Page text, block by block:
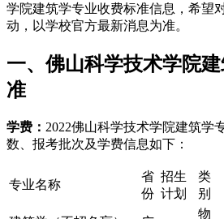
学院建筑学专业收费标准信息，希望
动，以学校官方最新消息为准。
一、佛山科学技术学院
准
学费： 2022佛山科学技术学院建筑学
数、报考批次及学费信息如下：
专业名称
省
份
招生
计划
类
别
物